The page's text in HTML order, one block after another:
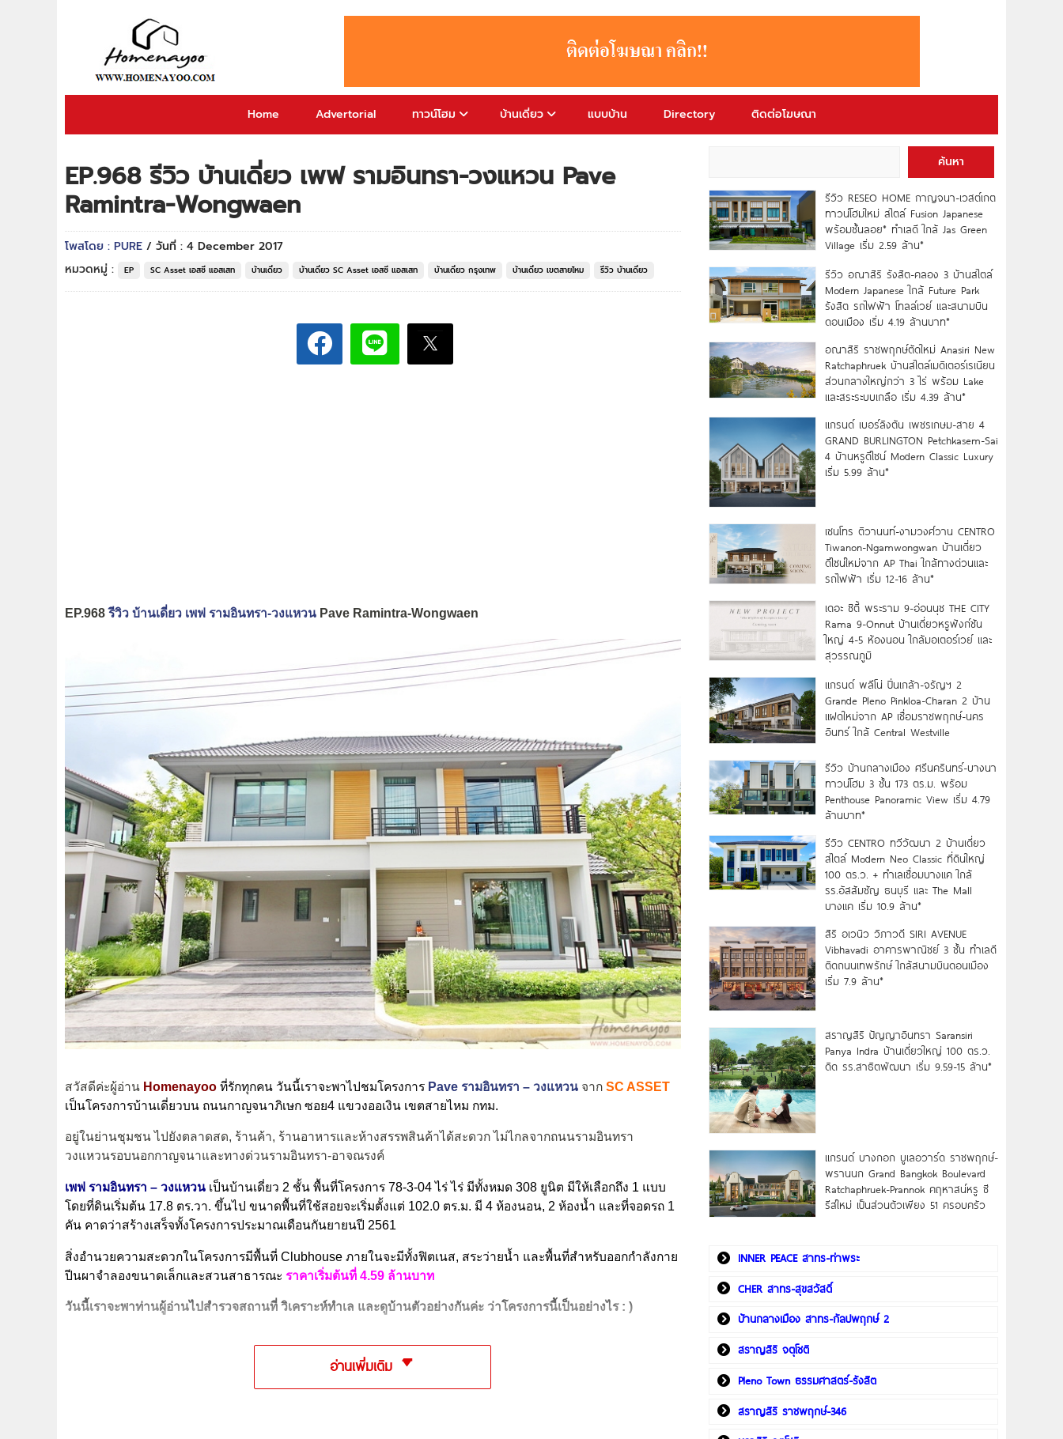
Home Advertorial ทาวน์โฮม บ้านเดี่ยว แบบบ้าน Directory ติดต่อโฆษณา
EP.968 รีวิว บ้านเดี่ยว เพฟ รามอินทรา-วงแหวน Pave
Ramintra-Wongwaen
โพสโดย : PURE / วันที่ : 4 December 2017
หมวดหมู่ :
EP SC Asset เอสซี แอสเสท บ้านเดี่ยว บ้านเดี่ยว SC Asset เอสซี แอสเสท บ้านเดี่ยว กรุงเทพ บ้านเดี่ยว เขตสายไหม รีวิว บ้านเดี่ยว
EP.968รีวิว บ้านเดี่ยว เพฟ รามอินทรา-วงแหวน Pave Ramintra-Wongwaen
สวัสดีค่ะผู้อ่าน Homenayoo ที่รักทุกคน วันนี้เราจะพาไปชมโครงการ Pave รามอินทรา – วงแหวน จาก SC ASSET
เป็นโครงการบ้านเดี่ยวบน ถนนกาญจนาภิเษก ซอย4 แขวงออเงิน เขตสายไหม กทม.
อยู่ในย่านชุมชน ไปยังตลาดสด, ร้านค้า, ร้านอาหารและห้างสรรพสินค้าได้สะดวก ไม่ไกลจากถนนรามอินทรา
วงแหวนรอบนอกกาญจนาและทางด่วนรามอินทรา-อาจณรงค์
เพฟ รามอินทรา – วงแหวน เป็นบ้านเดี่ยว 2 ชั้น พื้นที่โครงการ 78-3-04 ไร่ ไร่ มีทั้งหมด 308 ยูนิต มีให้เลือกถึง 1 แบบ
โดยที่ดินเริ่มต้น 17.8 ตร.วา. ขึ้นไป ขนาดพื้นที่ใช้สอยจะเริ่มตั้งแต่ 102.0 ตร.ม. มี 4 ห้องนอน, 2 ห้องน้ำ และที่จอดรถ 1
คัน คาดว่าสร้างเสร็จทั้งโครงการประมาณเดือนกันยายนปี 2561
สิ่งอำนวยความสะดวกในโครงการมีพื้นที่ Clubhouse ภายในจะมีทั้งฟิตเนส, สระว่ายน้ำ และพื้นที่สำหรับออกกำลังกาย
ปีนผาจำลองขนาดเล็กและสวนสาธารณะ ราคาเริ่มต้นที่ 4.59 ล้านบาท
วันนี้เราจะพาท่านผู้อ่านไปสำรวจสถานที่ วิเคราะห์ทำเล และดูบ้านตัวอย่างกันค่ะ ว่าโครงการนี้เป็นอย่างไร : )
อ่านเพิ่มเติม
ค้นหา
รีวิว RESEO HOME กาญจนา-เวสต์เกต
ทาวน์โฮมใหม่ สไตล์ Fusion Japanese
พร้อมชั้นลอย* ทำเลดี ใกล้ Jas Green
Village เริ่ม 2.59 ล้าน*
รีวิว อณาสิริ รังสิต-คลอง 3 บ้านสไตล์
Modern Japanese ใกล้ Future Park
รังสิต รถไฟฟ้า โทลล์เวย์ และสนามบิน
ดอนเมือง เริ่ม 4.19 ล้านบาท*
อณาสิริ ราชพฤกษ์ตัดใหม่ Anasiri New
Ratchaphruek บ้านสไตล์เมดิเตอร์เรเนียน
ส่วนกลางใหญ่กว่า 3 ไร่ พร้อม Lake
และสระระบบเกลือ เริ่ม 4.39 ล้าน*
แกรนด์ เบอร์ลิงตัน เพชรเกษม-สาย 4
GRAND BURLINGTON Petchkasem-Sai
4 บ้านหรูดีไซน์ Modern Classic Luxury
เริ่ม 5.99 ล้าน*
เซนโทร ติวานนท์-งามวงศ์วาน CENTRO
Tiwanon-Ngamwongwan บ้านเดี่ยว
ดีไซน์ใหม่จาก AP Thai ใกล้ทางด่วนและ
รถไฟฟ้า เริ่ม 12-16 ล้าน*
เดอะ ซิตี้ พระราม 9-อ่อนนุช THE CITY
Rama 9-Onnut บ้านเดี่ยวหรูฟังก์ชัน
ใหญ่ 4-5 ห้องนอน ใกล้มอเตอร์เวย์ และ
สุวรรณภูมิ
แกรนด์ พลีโน่ ปิ่นเกล้า-จรัญฯ 2
Grande Pleno Pinkloa-Charan 2 บ้าน
แฝดใหม่จาก AP เชื่อมราชพฤกษ์-นคร
อินทร์ ใกล้ Central Westville
รีวิว บ้านกลางเมือง ศรีนครินทร์-บางนา
ทาวน์โฮม 3 ชั้น 173 ตร.ม. พร้อม
Penthouse Panoramic View เริ่ม 4.79
ล้านบาท*
รีวิว CENTRO ทวีวัฒนา 2 บ้านเดี่ยว
สไตล์ Modern Neo Classic ที่ดินใหญ่
100 ตร.ว. + ทำเลเชื่อมบางแค ใกล้
รร.อัสสัมชัญ ธนบุรี และ The Mall
บางแค เริ่ม 10.9 ล้าน*
สิริ อเวนิว วิภาวดี SIRI AVENUE
Vibhavadi อาคารพาณิชย์ 3 ชั้น ทำเลดี
ติดถนนเทพรักษ์ ใกล้สนามบินดอนเมือง
เริ่ม 7.9 ล้าน*
สราญสิริ ปัญญาอินทรา Saransiri
Panya Indra บ้านเดี่ยวใหญ่ 100 ตร.ว.
ดิด รร.สาธิตพัฒนา เริ่ม 9.59-15 ล้าน*
แกรนด์ บางกอก บูเลอวาร์ด ราชพฤกษ์-
พรานนก Grand Bangkok Boulevard
Ratchaphruek-Prannok คฤหาสน์หรู ซี
รีส์ใหม่ เป็นส่วนตัวเพียง 51 ครอบครัว
INNER PEACE สาทร-ท่าพระ
CHER สาทร-สุขสวัสดิ์
บ้านกลางเมือง สาทร-กัลปพฤกษ์ 2
สราญสิริ จตุโชติ
Pleno Town ธรรมศาสตร์-รังสิต
สราญสิริ ราชพฤกษ์-346